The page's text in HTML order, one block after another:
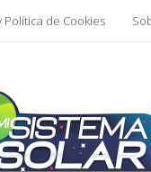
Política de Cookies